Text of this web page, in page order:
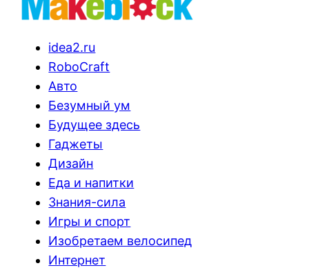
idea2.ru
RoboCraft
Авто
Безумный ум
Будущее здесь
Гаджеты
Дизайн
Еда и напитки
Знания-сила
Игры и спорт
Изобретаем велосипед
Интернет